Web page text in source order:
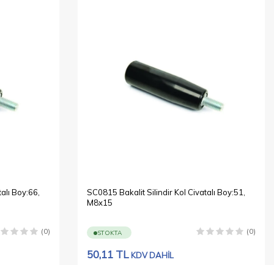
Boy:66,
(0)
SC0815 Bakalit Silindir Kol Civatalı Boy:51,
M8x15
STOKTA (0)
50,11 TL KDV DAHİL